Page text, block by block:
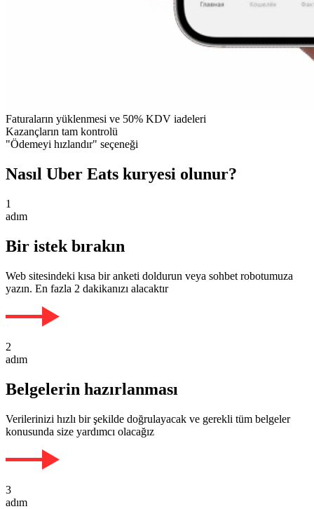
Faturaların yüklenmesi ve 50% KDV iadeleri
Kazançların tam kontrolü
"Ödemeyi hızlandır" seçeneği
Nasıl Uber Eats kuryesi olunur?
1
adım
Bir istek bırakın
Web sitesindeki kısa bir anketi doldurun veya sohbet robotumuza
yazın. En fazla 2 dakikanızı alacaktır
2
adım
Belgelerin hazırlanması
Verilerinizi hızlı bir şekilde doğrulayacak ve gerekli tüm belgeler
konusunda size yardımcı olacağız
3
adım